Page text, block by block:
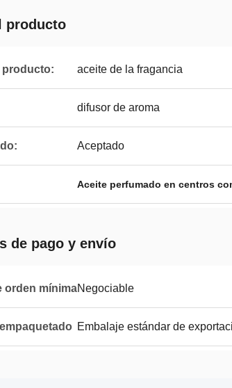
producto
producto: aceite de la fragancia
difusor de aroma
Aceptado
Aceite perfumado en centros
de pago y envío
orden mínimaNegociable
Embalaje estándar de